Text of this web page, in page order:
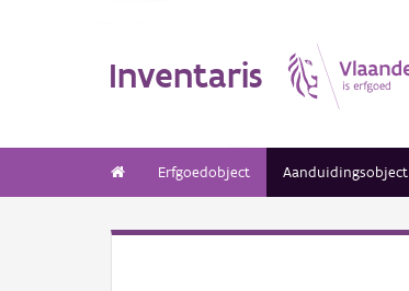
Inventaris
Erfgoedobject Aanduidingsobject